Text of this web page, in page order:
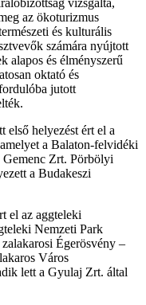
az ökoturizmus
és kulturális
számára nyújtott
alapos és élményszerű
oktató és
jutott
első helyezést ért el a
a Balaton-felvidéki
Gemenc Zrt. Pörbölyi
a Budakeszi
el az aggteleki
Nemzeti Park
Égerösvény –
Város
lett a Gyulaj Zrt. által